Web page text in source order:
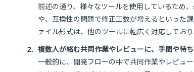
前述の通り、様々なツールを使用しているため
や、互換性の問題で修正工数が増えるといった
ァイル形式は、他のツールに幅広く対応してお
2. 複数人が絡む共同作業やレビューに、手間や待
一般的に、開発フローの中で共同作業やレビュ